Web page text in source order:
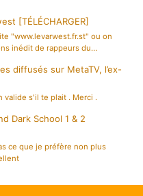
[TÉLÉCHARGER]
"www.levarwest.fr.st" ou on
inédit de rappeurs du…
diffusés sur MetaTV, l’ex-
valide s'il te plait . Merci .
Dark School 1 & 2
ce que je préfère non plus